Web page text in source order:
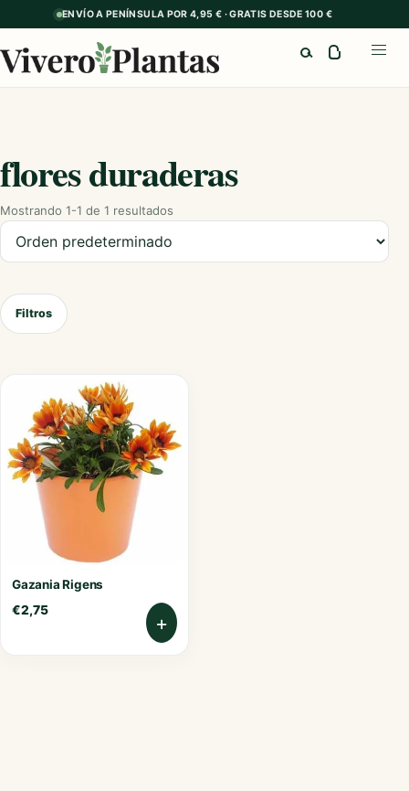
ENVÍO A PENÍNSULA POR 4,95 € · GRATIS DESDE 100 €
flores duraderas
Mostrando 1-1 de 1 resultados
Ordenar productos
Filtros
Gazania Rigens
€2,75
+